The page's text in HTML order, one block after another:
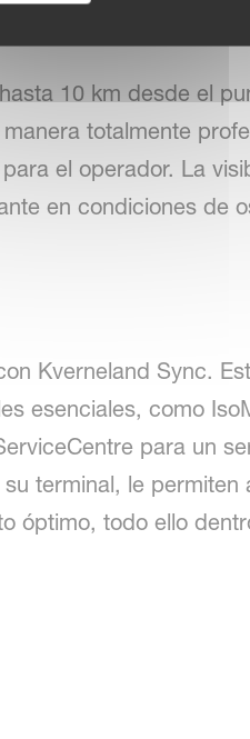
10 km desde el
totalmente
el operador. La
en condiciones de
Kverneland Sync.
esenciales, como
para un
terminal, le permiten
óptimo, todo ello